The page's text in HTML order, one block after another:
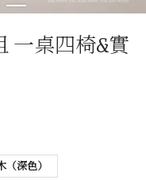
一桌四椅&實
（深色）